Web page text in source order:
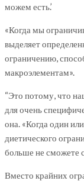
можем есть.’
«Когда мы
выделяет
ограничению,
макроэлементам».
“Это потому, что
для очень
она. «Когда один
диетического
больше не сможете
Вместо крайних